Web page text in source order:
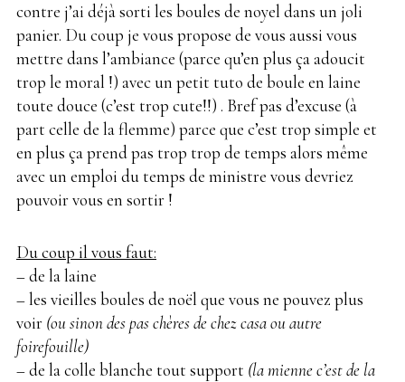
contre j’ai déjà sorti les boules de noyel dans un joli
panier. Du coup je vous propose de vous aussi vous
mettre dans l’ambiance (parce qu’en plus ça adoucit
trop le moral !) avec un petit tuto de boule en laine
toute douce (c’est trop cute!!) . Bref pas d’excuse (à
part celle de la flemme) parce que c’est trop simple et
en plus ça prend pas trop trop de temps alors même
avec un emploi du temps de ministre vous devriez
pouvoir vous en sortir !
Du coup il vous faut:
– de la laine
– les vieilles boules de noël que vous ne pouvez plus
voir (ou sinon des pas chères de chez casa ou autre
foirefouille)
– de la colle blanche tout support (la mienne c’est de la